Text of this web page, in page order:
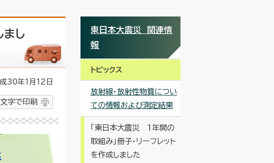
まし
30年1月12日
字で印刷
東日本大震災 関連情
報
トピックス
放射線・放射性物質につい
ての情報および測定結果
「東日本大震災 1年間の
取組み」冊子・リーフレット
を作成しました